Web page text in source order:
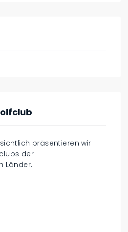
präsentieren wir
der
Länder.